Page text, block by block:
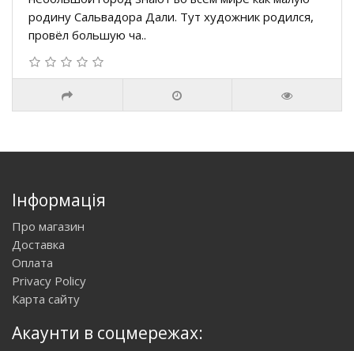
родину Сальвадора Дали. Тут художник родился,
провёл большую ча..
Інформація
Про магазин
Доставка
Оплата
Privacy Policy
Карта сайту
Акаунти в соцмережах: